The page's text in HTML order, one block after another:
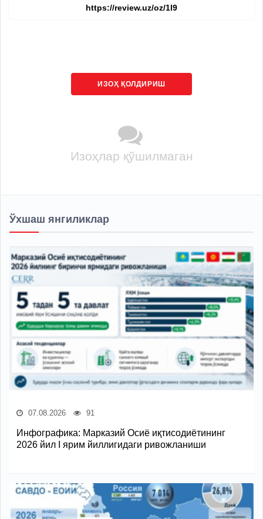
ИЗОҲ ҚОЛДИРИШ
Изоҳлар қўшилмаган
Ўхшаш янгиликлар
07.08.2026 91
Инфографика: Марказий Осиё иқтисодиётининг
2026 йил I ярим йиллигидаги ривожланиши